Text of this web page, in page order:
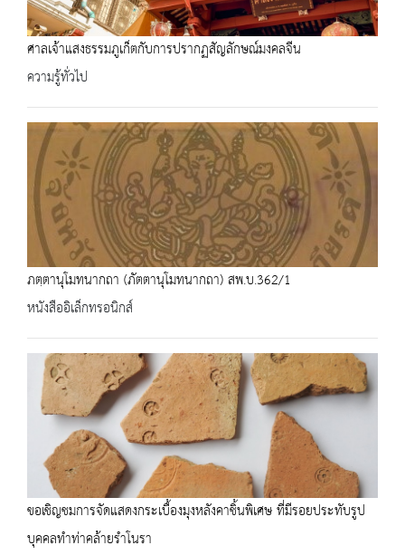
ศาลเจ้าแสงธรรมภูเก็ตกับการปรากฏสัญลักษณ์มงคลจีน
ความรู้ทั่วไป
ภตฺตานุโมทนากถา (ภัตตานุโมทนากถา) สพ.บ.362/1
หนังสืออิเล็กทรอนิกส์
ขอเชิญชมการจัดแสดงกระเบื้องมุงหลังคาชิ้นพิเศษ ที่มีรอยประทับรูป
บุคคลทำท่าคล้ายรำโนรา